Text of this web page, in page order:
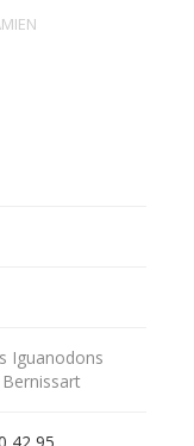
Iguanodons